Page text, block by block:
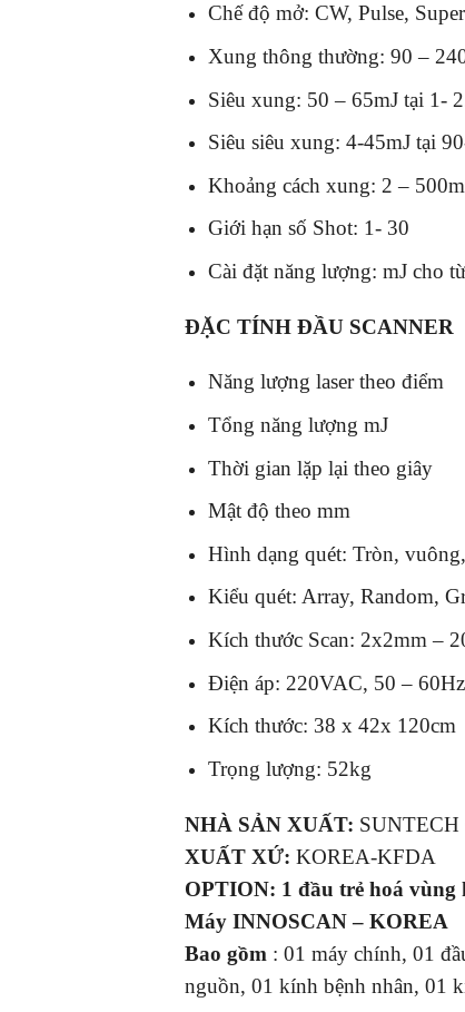
Chế độ mở: CW, Pulse,
Xung thông thường: 90 –
Siêu xung: 50 – 65mJ tại 1-
Siêu siêu xung: 4-45mJ tại
Khoảng cách xung: 2 –
Giới hạn số Shot: 1- 30
Cài đặt năng lượng: mJ cho
ĐẶC TÍNH ĐẦU SCANNER
Năng lượng laser theo điểm
Tổng năng lượng mJ
Thời gian lặp lại theo giây
Mật độ theo mm
Hình dạng quét: Tròn,
Kiểu quét: Array, Random,
Kích thước Scan: 2x2mm –
Điện áp: 220VAC, 50 –
Kích thước: 38 x 42x 120cm
Trọng lượng: 52kg
NHÀ SẢN XUẤT: SUNTECH
XUẤT XỨ: KOREA-KFDA
OPTION: 1 đầu trẻ hoá vùng
Máy INNOSCAN – KOREA
Bao gồm : 01 máy chính, 01
nguồn, 01 kính bệnh nhân, 01